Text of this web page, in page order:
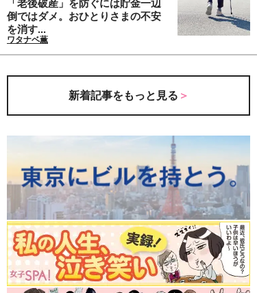
「老後破産」を防ぐには貯金一辺
倒ではダメ。おひとりさまの不安
を消す...
ワタナベ薫
新着記事をもっと見る